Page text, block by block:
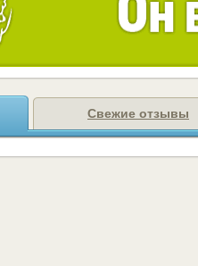
Свежие отзывы